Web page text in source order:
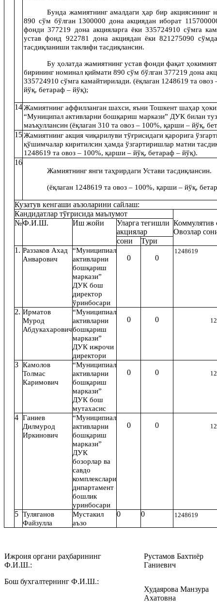
Бунда жамиятнинг амалдаги ҳар бир акциясининг
890 сўм бўлган 1300000 дона акциядан иборат 1
фонди 377219 дона акцияларга ёки 335724910 сўмга
устав фонд 922781 дона акциядан ёки 821275090
тасдиқланиши таклифи тасдиқлансин.
Бу ҳолатда жамиятнинг устав фонди фақат
бирининг номинал қиймати 890 сўм бўлган 377219 дона
335724910 сўмга камайтирилади. (ёқлаган 1248619 та овоз
йўқ, бетараф – йўқ);
14 Жамиятнинг аффилланган шахси, яъниТошкент шаҳар
“Муниципал активларни бошқариш маркази” ДУКбилан
маъқуллансин (ёқлаган 310 та овоз – 100%, қарши – йўқ,
15 Жамиятнинг акция чиқарилуви тўғрисидаги қарорига
қўшимчалар киритилсин ҳамда ўзгартиришлар матни
1248619 та овоз – 100%, қарши – йўқ, бетараф – йўқ).
16
Жамиятнинг янги таҳрирдаги Устави тасдиқлансин.
(ёқлаган 1248619 та овоз – 100%, қарши – йўқ,
Кузатув кенгаши аъзоларини сайлаш:
Кандидатлар тўғрисида маълумот
Коммулятив
Овозлар
№Ф.И.Ш. Иш жойи Уларга тегишли
акциялар
сони
Тури
1. Раззаков Ахад
Анварович
“Муниципиал
активларни
бошқариш
маркази”
ДУК бош
директор
ўринбосари
0 0
1248619
2. Ирматов
Мурод
Абдукахарович
“Муниципиал
активларни
бошқариш
маркази”
ДУК ижрочи
директори
0 0
3 Камолов
Толмас
Каримович
“Муниципиал
активларни
бошқариш
маркази”
ДУК бош
мутахасис
0 0
4 Ганиев
Дилмурод
Иркинович
“Муниципиал
активларни
бошқариш
маркази”
ДУК
бозорлар ва
савдо
комплекслари
днпартамент
бошлик
уринбосари
0 0
5 Туляганов
Файзулла
Мустакил
аъзо
0 0 1248619
Ижроия органи раҳбарининг
Ф.И.Ш.:‎
Рустамов Бахтиёр
Ганиевич
‎Бош бухгалтернинг Ф.И.Ш.:‎
Худаярова Манзура
Ахатовна